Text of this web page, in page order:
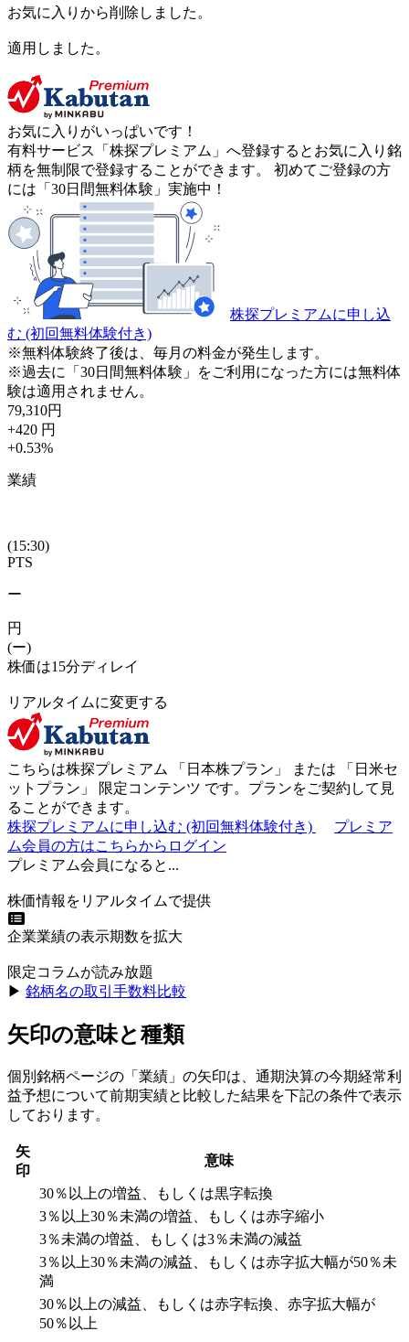
お気に入りから削除しました。
適用しました。
お気に入りがいっぱいです！
有料サービス「株探プレミアム」へ登録するとお気に入り銘
柄を無制限で登録することができます。 初めてご登録の方
には「30日間無料体験」実施中！
株探プレミアムに申し込
む (初回無料体験付き)
※無料体験終了後は、毎月の料金が発生します。
※過去に「30日間無料体験」をご利用になった方には無料体
験は適用されません。
79,310円
+420 円
+0.53%
業績
(15:30)
PTS
ー
円
(ー)
株価は15分ディレイ
リアルタイムに変更する
こちらは株探プレミアム 「 日本株プラン 」 または 「 日米セ
ットプラン 」 限定コンテンツ です。プランをご契約して見
ることができます。
株探プレミアムに申し込む (初回無料体験付き)
プレミア
ム会員の方はこちらからログイン
プレミアム会員になると...
株価情報をリアルタイムで提供
企業業績の表示期数を拡大
限定コラムが読み放題
▶︎ 銘柄名の取引手数料比較
矢印の意味と種類
個別銘柄ページの「業績」の矢印は、通期決算の今期経常利
益予想について前期実績と比較した結果を下記の条件で表示
しております。
矢
印
意味
30％以上の増益、もしくは黒字転換
3％以上30％未満の増益、もしくは赤字縮小
3％未満の増益、もしくは3％未満の減益
3％以上30％未満の減益、もしくは赤字拡大幅が50％未
満
30％以上の減益、もしくは赤字転換、赤字拡大幅が
50％以上